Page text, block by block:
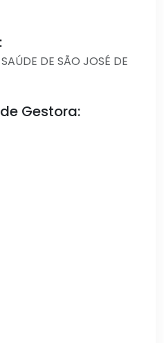
DE SÃO JOSÉ DE
Gestora: